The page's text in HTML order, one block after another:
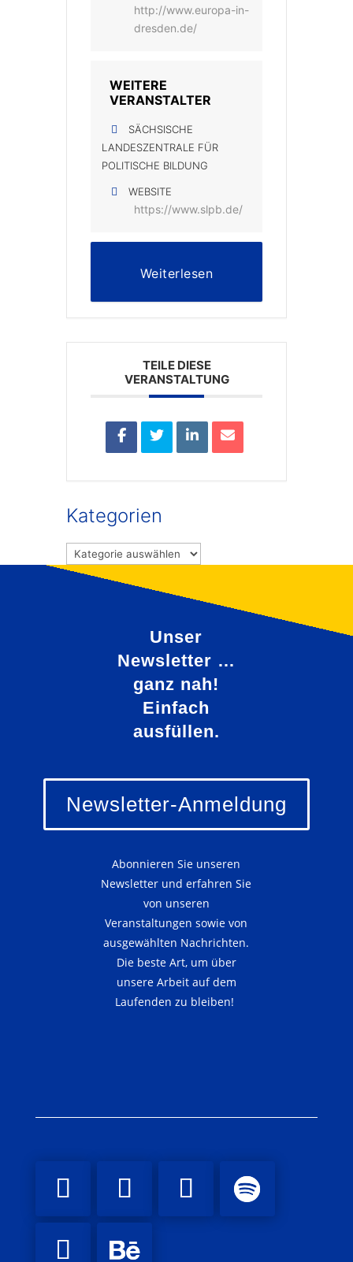
http://www.europa-in-
dresden.de/
WEITERE
VERANSTALTER
SÄCHSISCHE
LANDESZENTRALE FÜR
POLITISCHE BILDUNG
WEBSITE
https://www.slpb.de/
Weiterlesen
TEILE DIESE
VERANSTALTUNG
Kategorien
Kategorien
Unser
Newsletter …
ganz nah!
Einfach
ausfüllen.
Newsletter-Anmeldung
Abonnieren Sie unseren
Newsletter und erfahren Sie
von unseren
Veranstaltungen sowie von
ausgewählten Nachrichten.
Die beste Art, um über
unsere Arbeit auf dem
Laufenden zu bleiben!